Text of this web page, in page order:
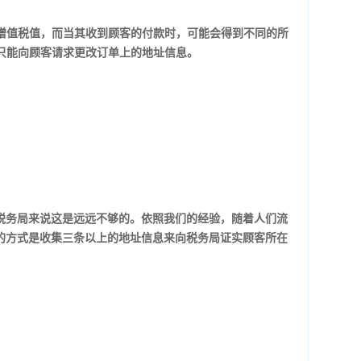
税值，而当其收到顾客的付款时，可能会得到不同的所
向顾客请求更改订单上的地址信息。
局来说这是远远不够的。依照我们的经验，随着人们流
式是收集三条以上的地址信息来向税务局证实顾客所在